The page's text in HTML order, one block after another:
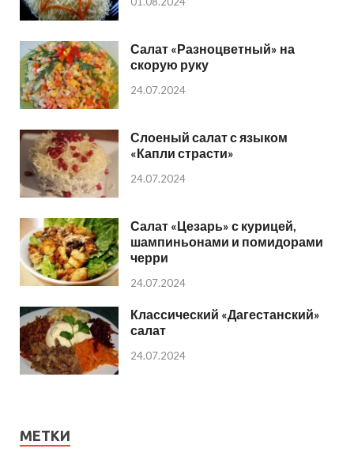
Салат «Разноцветный» на
скорую руку
24.07.2024
Слоеный салат с языком
«Капли страсти»
24.07.2024
Салат «Цезарь» с курицей,
шампиньонами и помидорами
черри
24.07.2024
Классический «Дагестанский»
салат
24.07.2024
МЕТКИ